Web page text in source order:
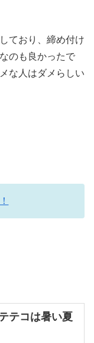
ており、締め付け
のも良かったで
な人はダメらしい
テコは暑い夏